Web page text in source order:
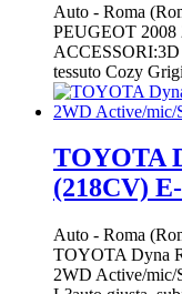
Auto - Roma
PEUGEOT 2008
tessuto Cozy
TOYOTA
(218CV)
Auto - Roma
TOYOTA Dyna
2WD Active/